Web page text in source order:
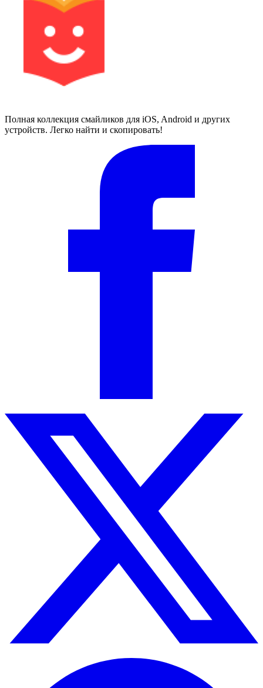
Полная коллекция смайликов для iOS, Android и других
устройств. Легко найти и скопировать!